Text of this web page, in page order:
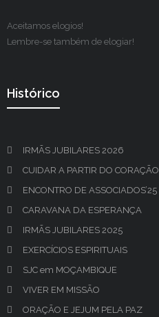
Aceitamos elogios!
Lembre-se também de elogiar!
Histórico
IRMÃS JUBILARES 2026
CUIDAR A PARTIR DO CORAÇÃO
ENCONTRO DE ASSOCIADOS’25
CARAVANA DA ESPERANÇA
IRMÃS JUBILARES 2025
EXERCÍCIOS ESPIRITUAIS
SJC em MOÇAMBIQUE
VIVER EM MISSÃO
ORAÇÃO E JEJUM PELA PAZ